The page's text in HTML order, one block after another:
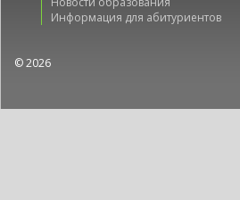
Информация для абитуриентов
© 2026